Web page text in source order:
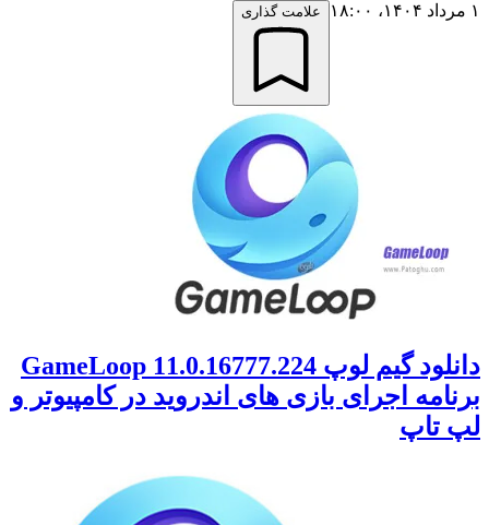
۱ مرداد ۱۴۰۴،‏ ۱۸:۰۰
علامت گذاری
دانلود گیم لوپ 11.0.16777.224 GameLoop
برنامه اجرای بازی های اندروید در کامپیوتر و
لپ تاپ